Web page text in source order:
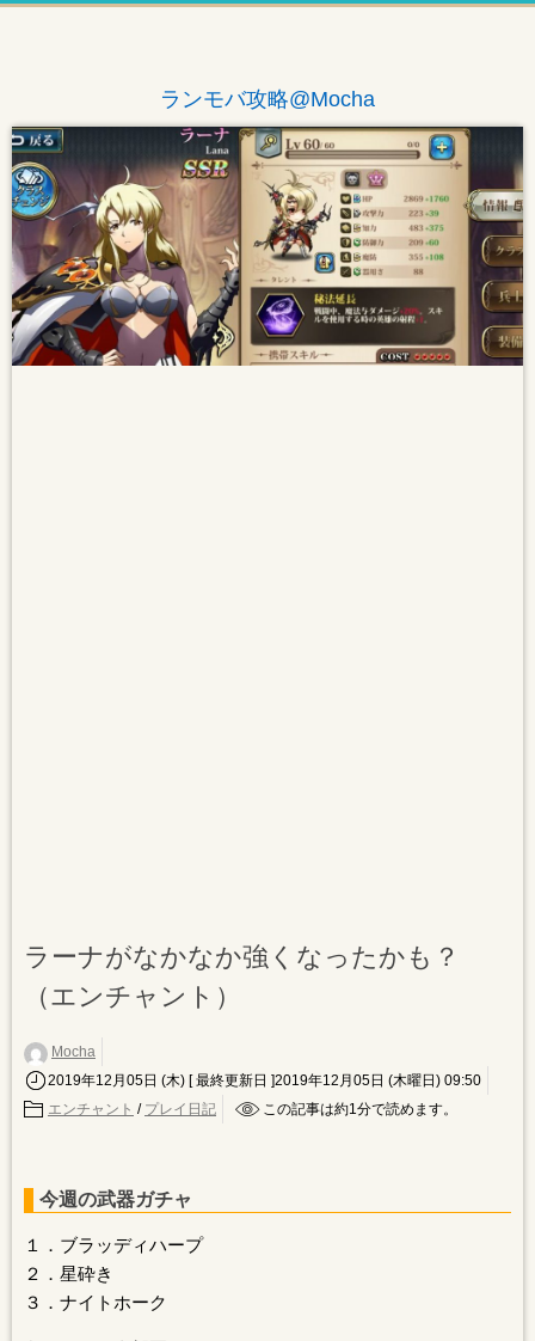
ランモバ攻略@Mocha
ラーナがなかなか強くなったかも？
（エンチャント）
Mocha
2019年12月05日 (木) [ 最終更新日 ]2019年12月05日 (木曜日) 09:50
エンチャント / プレイ日記 この記事は約1分で読めます。
今週の武器ガチャ
１．ブラッディハープ
２．星砕き
３．ナイトホーク